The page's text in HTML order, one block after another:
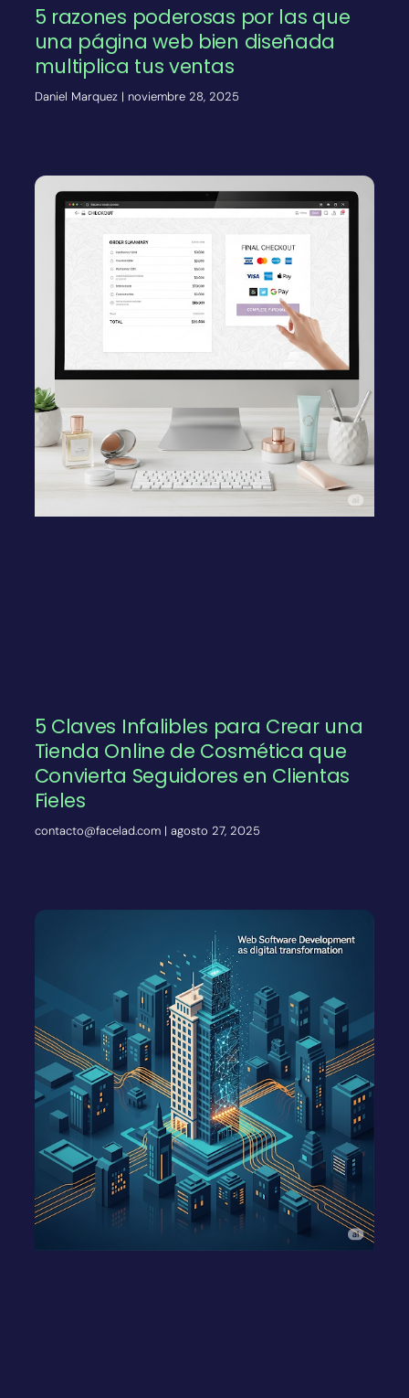
5 razones poderosas por las que
una página web bien diseñada
multiplica tus ventas
Daniel Marquez noviembre 28, 2025
5 Claves Infalibles para Crear una
Tienda Online de Cosmética que
Convierta Seguidores en Clientas
Fieles
contacto@facelad.com agosto 27, 2025